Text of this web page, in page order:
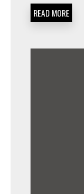
READ MORE